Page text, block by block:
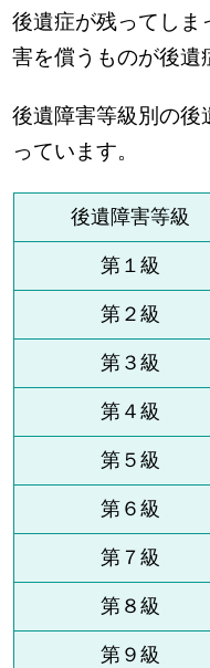
後遺症が残ってしま
害を償うものが後遺
後遺障害等級別の後
っています。
後遺障害等級
第１級
第２級
第３級
第４級
第５級
第６級
第７級
第８級
第９級